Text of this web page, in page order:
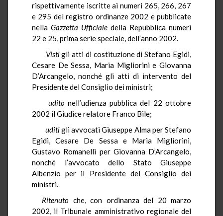
rispettivamente iscritte ai numeri 265, 266, 267
e 295 del registro ordinanze 2002 e pubblicate
nella Gazzetta Ufficiale della Repubblica numeri
22 e 25, prima serie speciale, dell’anno 2002.
Vistigli atti di costituzione di Stefano Egidi,
Cesare De Sessa, Maria Migliorini e Giovanna
D’Arcangelo, nonché gli atti di intervento del
Presidente del Consiglio dei ministri;
udito nell’udienza pubblica del 22 ottobre
2002 il Giudice relatore Franco Bile;
uditigli avvocati Giuseppe Alma per Stefano
Egidi, Cesare De Sessa e Maria Migliorini,
Gustavo Romanelli per Giovanna D’Arcangelo,
nonché l’avvocato dello Stato Giuseppe
Albenzio per il Presidente del Consiglio dei
ministri.
Ritenuto che, con ordinanza del 20 marzo
2002, il Tribunale amministrativo regionale del